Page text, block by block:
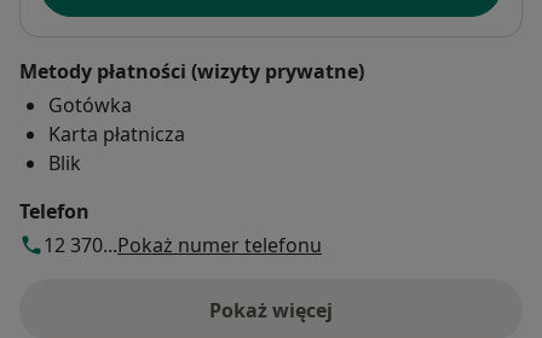
Metody płatności (wizyty prywatne)
Gotówka
Karta płatnicza
Blik
Telefon
12 370...Pokaż numer telefonu
Pokaż więcej
o adresie